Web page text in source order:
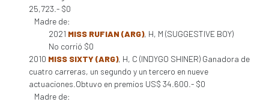
25,723.- $0
Madre de:
2021 MISS RUFIAN (ARG), H, M (SUGGESTIVE BOY)
No corrió $0
2010 MISS SIXTY (ARG), H, C (INDYGO SHINER) Ganadora de
cuatro carreras, un segundo y un tercero en nueve
actuaciones.Obtuvo en premios US$ 34.600.- $0
Madre de: